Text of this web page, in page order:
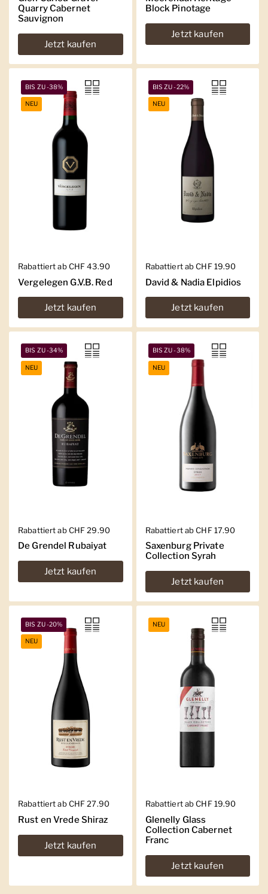
Quarry Cabernet
Sauvignon
Jetzt kaufen
Block Pinotage
Jetzt kaufen
Regulärer Preis
Rabattiert ab CHF 43.90
Vergelegen G.V.B. Red
Jetzt kaufen
BIS ZU -38%
NEU
Regulärer Preis
Rabattiert ab CHF 19.90
David & Nadia Elpidios
Jetzt kaufen
BIS ZU -22%
NEU
Regulärer Preis
Rabattiert ab CHF 29.90
De Grendel Rubaiyat
Jetzt kaufen
BIS ZU -34%
NEU
Regulärer Preis
Rabattiert ab CHF 17.90
Saxenburg Private
Collection Syrah
Jetzt kaufen
BIS ZU -38%
NEU
Regulärer Preis
Rabattiert ab CHF 27.90
Rust en Vrede Shiraz
Jetzt kaufen
BIS ZU -20%
NEU
Regulärer Preis
Rabattiert ab CHF 19.90
Glenelly Glass
Collection Cabernet
Franc
Jetzt kaufen
NEU